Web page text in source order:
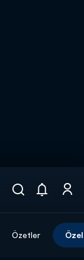
Özetler